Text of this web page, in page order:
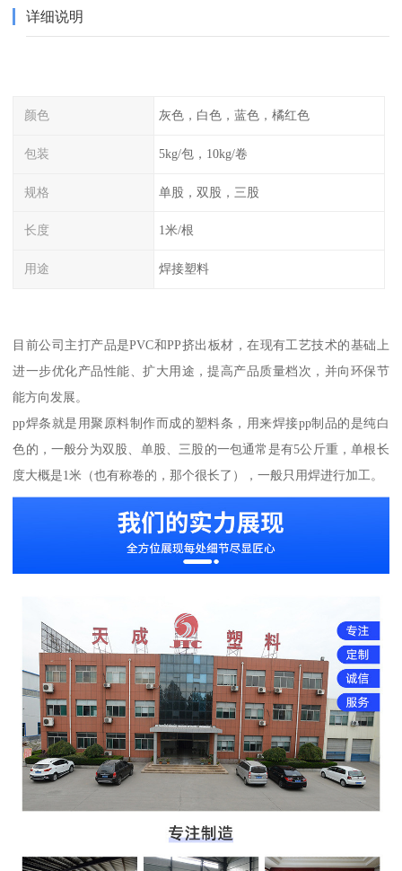
详细说明
颜色 灰色，白色，蓝色，橘红色
包装 5kg/包，10kg/卷
规格 单股，双股，三股
长度 1米/根
用途 焊接塑料
目前公司主打产品是PVC和PP挤出板材，在现有工艺技术的基础上
进一步优化产品性能、扩大用途，提高产品质量档次，并向环保节
能方向发展。
pp焊条就是用聚原料制作而成的塑料条，用来焊接pp制品的是纯白
色的，一般分为双股、单股、三股的一包通常是有5公斤重，单根长
度大概是1米（也有称卷的，那个很长了），一般只用焊进行加工。